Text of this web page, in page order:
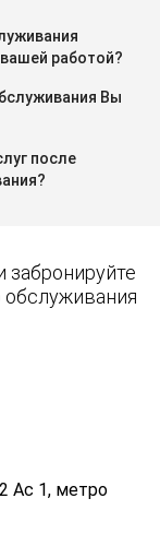
работой?
Вы
после
забронируйте
обслуживания
Ас 1, метро